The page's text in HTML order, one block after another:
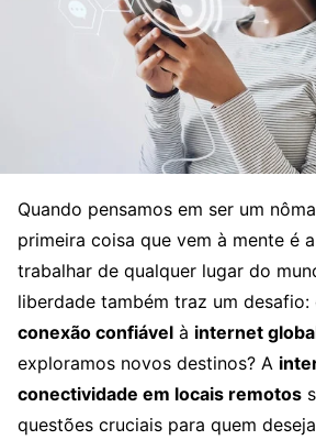
Quando pensamos em ser um
primeira coisa que vem à mente é
trabalhar de qualquer lugar do
liberdade também traz um
conexão confiável à internet
exploramos novos destinos? A
conectividade em locais remotos
questões cruciais para quem